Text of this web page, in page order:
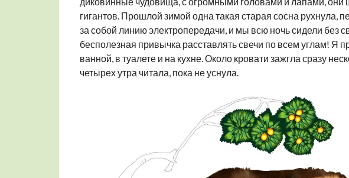
гигантов. Прошлой зимой одна такая старая сосна рухнула,
за собой линию электропередачи, и мы всю ночь сидели без
бесполезная привычка расставлять свечи по всем углам! Я
ванной, в туалете и на кухне. Около кровати зажгла сразу
четырех утра читала, пока не уснула.